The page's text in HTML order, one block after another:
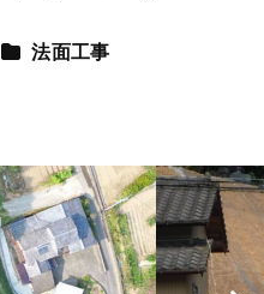
カテゴリー
法面工事